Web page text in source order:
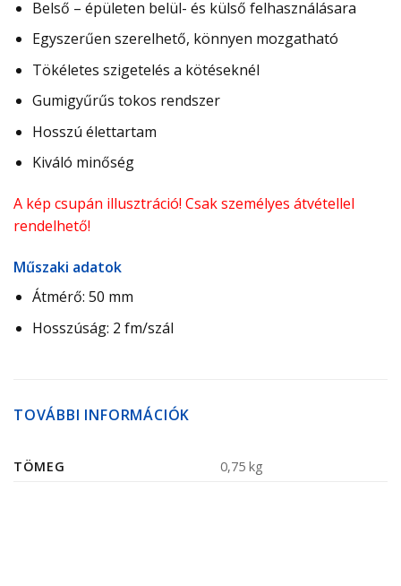
Belső – épületen belül- és külső felhasználásara
Egyszerűen szerelhető, könnyen mozgatható
Tökéletes szigetelés a kötéseknél
Gumigyűrűs tokos rendszer
Hosszú élettartam
Kiváló minőség
A kép csupán illusztráció! Csak személyes átvétellel
rendelhető!
Műszaki adatok
Átmérő: 50 mm
Hosszúság: 2 fm/szál
TOVÁBBI INFORMÁCIÓK
TÖMEG 0,75 kg